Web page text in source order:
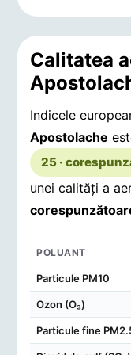
Calitatea
Indicele
Apostolache
25 ·
unei calități a
POLUANT
Particule PM10
Ozon (O₃)
Particule fine